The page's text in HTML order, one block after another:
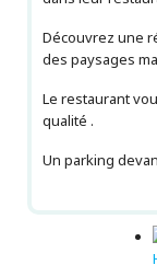
Découvrez une
des paysages
Le restaurant
qualité .
Un parking